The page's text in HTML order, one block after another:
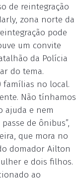
de reintegração
zona norte da
pode
um convite
da Polícia
do tema.
famílias no local.
Não tínhamos
ajuda e nem
de ônibus”,
que mora no
domador Ailton
e dois filhos.
ao